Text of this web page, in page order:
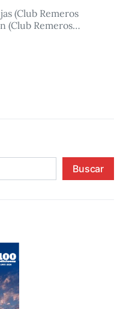
(Club Remeros
(Club Remeros…
Buscar